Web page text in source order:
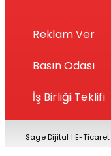
Reklam Ver
Basın Odası
İş Birliği Teklifi
Sage Dijital | E-Ticaret